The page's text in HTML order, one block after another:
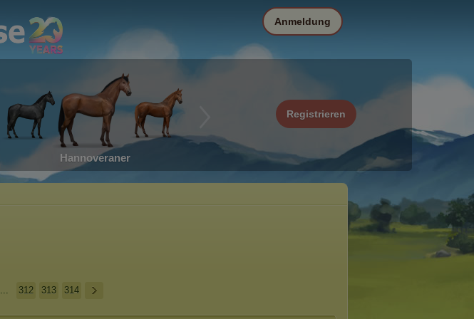
Hannoveraner
Registrieren
Anmeldung
... 312 313 314